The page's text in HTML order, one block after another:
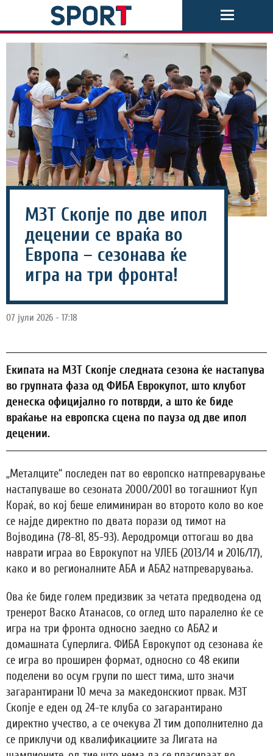
МЗТ Скопје по две ипол
децении се враќа во
Европа – сезонава ќе
игра на три фронта!
07 јули 2026 - 17:18
Екипата на МЗТ Скопје следната сезона ќе настапува
во групната фаза од ФИБА Еврокупот, што клубот
денеска официјално го потврди, а што ќе биде
враќање на европска сцена по пауза од две ипол
децении.
„Металците“ последен пат во европско натпреварување
настапуваше во сезоната 2000/2001 во тогашниот Куп
Кораќ, во кој беше елиминиран во второто коло во кое
се најде директно по двата порази од тимот на
Војводина (78-81, 85-93). Аеродромци оттогаш во два
наврати играа во Еврокупот на УЛЕБ (2013/14 и 2016/17),
како и во регионалните АБА и АБА2 натпреварувања.
Ова ќе биде голем предизвик за четата предводена од
тренерот Васко Атанасов, со оглед што паралелно ќе се
игра на три фронта односно заедно со АБА2 и
домашната Суперлига. ФИБА Еврокупот од сезонава ќе
се игра во проширен формат, односно со 48 екипи
поделени во осум групи по шест тима, што значи
загарантирани 10 меча за македонскиот првак. МЗТ
Скопје е еден од 24-те клуба со загарантирано
директно учество, а се очекува 21 тим дополнително да
се приклучи од квалификациите за Лигата на